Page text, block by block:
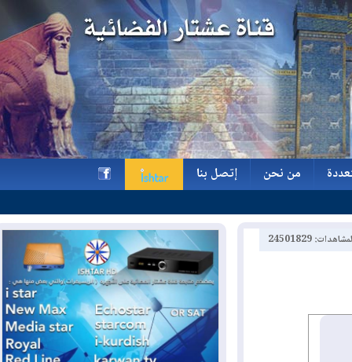
من نحن
إتصل بنا
h